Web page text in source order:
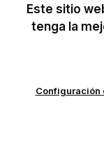
Este sitio
tenga la
Configuración